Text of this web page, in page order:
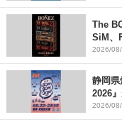
The
SiM、
アーテ
2026/
静岡県
2026
メ×ラ
2026/